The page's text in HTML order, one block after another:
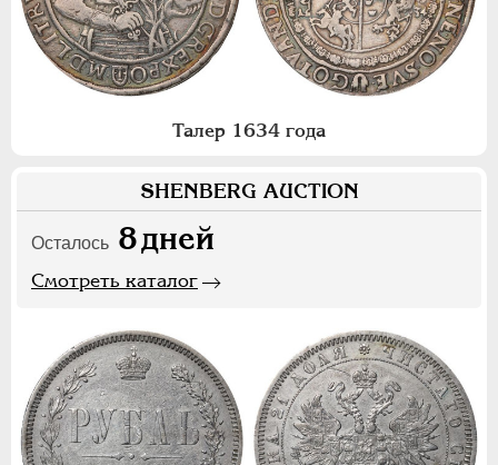
Талер 1634 года
SHENBERG AUCTION
Осталось 8дней
Смотреть каталог